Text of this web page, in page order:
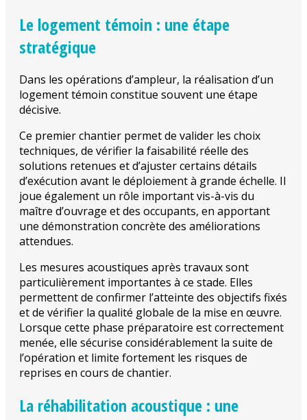
Le logement témoin : une étape
stratégique
Dans les opérations d’ampleur, la réalisation d’un
logement témoin constitue souvent une étape
décisive.
Ce premier chantier permet de valider les choix
techniques, de vérifier la faisabilité réelle des
solutions retenues et d’ajuster certains détails
d’exécution avant le déploiement à grande échelle. Il
joue également un rôle important vis-à-vis du
maître d’ouvrage et des occupants, en apportant
une démonstration concrète des améliorations
attendues.
Les mesures acoustiques après travaux sont
particulièrement importantes à ce stade. Elles
permettent de confirmer l’atteinte des objectifs fixés
et de vérifier la qualité globale de la mise en œuvre.
Lorsque cette phase préparatoire est correctement
menée, elle sécurise considérablement la suite de
l’opération et limite fortement les risques de
reprises en cours de chantier.
La réhabilitation acoustique : une